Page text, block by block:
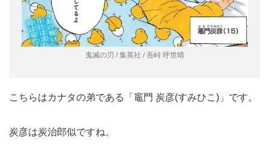
鬼滅の刃 / 集英社 / 吾峠 呼世晴
こちらはカナタの弟である「竈門 炭彦(すみひこ)」です。
炭彦は炭治郎似ですね。